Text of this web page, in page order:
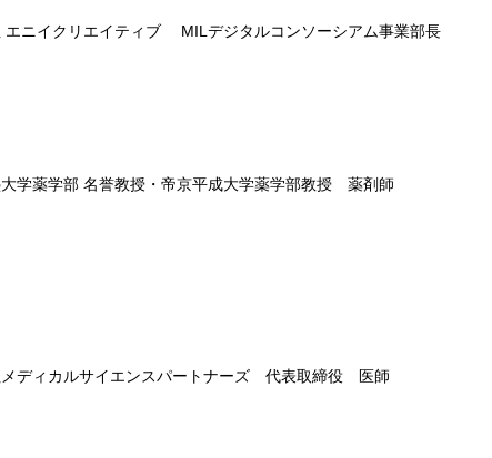
ティブ MILデジタルコンソーシアム事業部長
誉教授・帝京平成大学薬学部教授 薬剤師
メディカ ルサイエンスパー トナーズ 代表取締役 医師